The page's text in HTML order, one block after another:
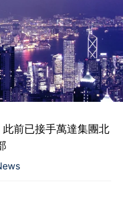
前已接手萬達集團北